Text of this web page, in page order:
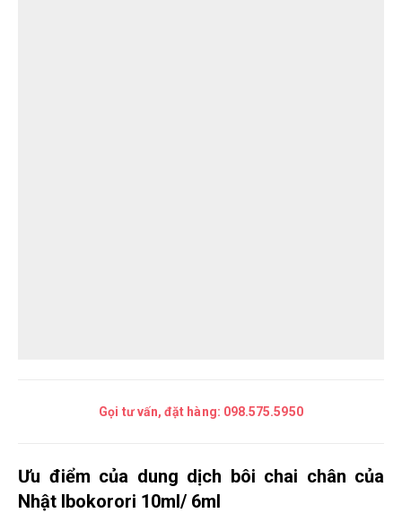
Gọi tư vấn, đặt hàng: 098.575.5950
Ưu điểm của dung dịch bôi chai chân của
Nhật Ibokorori 10ml/ 6ml